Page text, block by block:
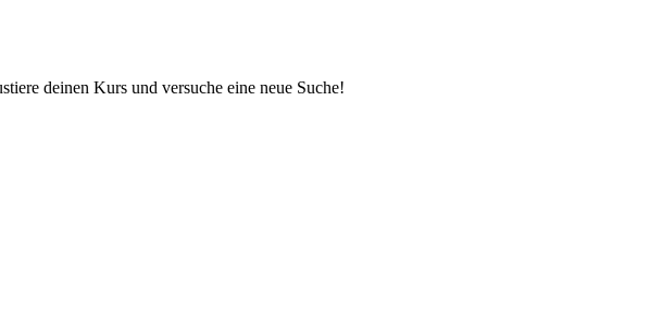
deinen Kurs und versuche eine neue Suche!